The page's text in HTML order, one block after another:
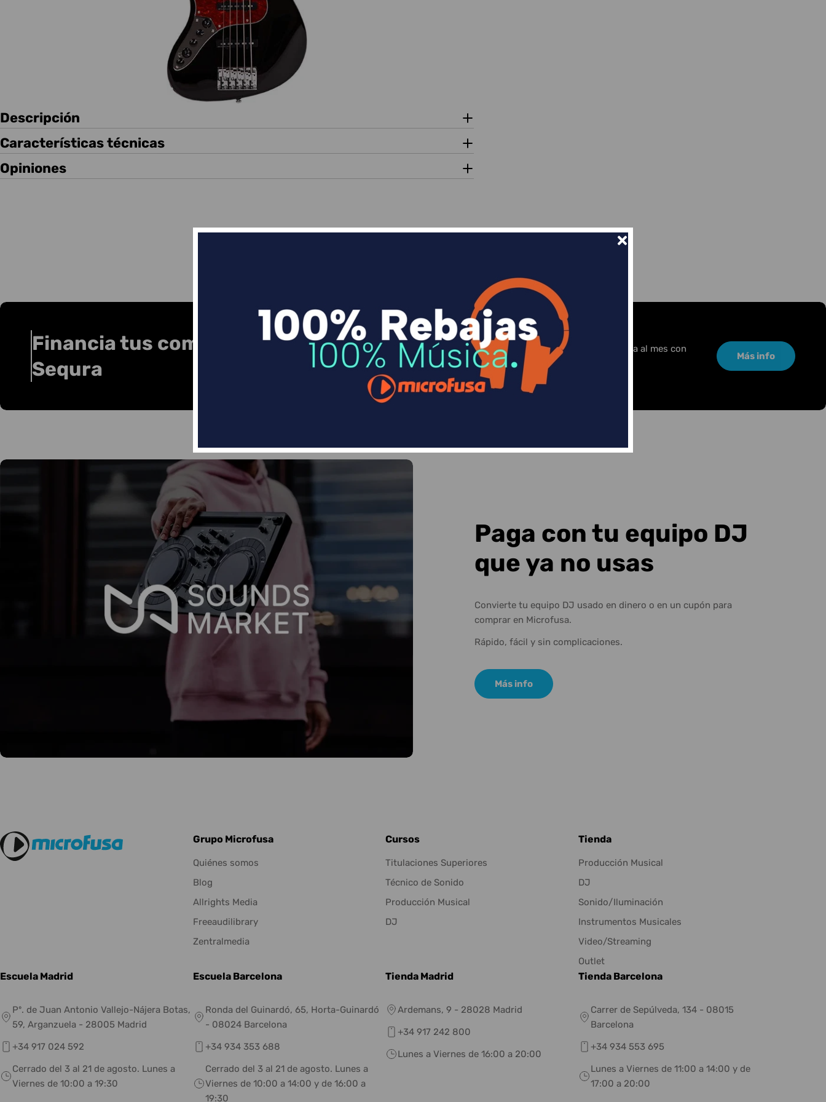
Descripción
Características técnicas
Opiniones
Financia tus compras con
Sequra
Divide en 3 sin coste o hasta en 18 meses por una pequeña cuota al mes con
Sequra
Más info
Paga con tu equipo DJ
que ya no usas
Convierte tu equipo DJ usado en dinero o en un cupón para
comprar en Microfusa.
Rápido, fácil y sin complicaciones.
Más info
Grupo Microfusa
Quiénes somos
Blog
Allrights Media
Freeaudilibrary
Zentralmedia
Cursos
Titulaciones Superiores
Técnico de Sonido
Producción Musical
DJ
Tienda
Producción Musical
DJ
Sonido/Iluminación
Instrumentos Musicales
Video/Streaming
Outlet
Escuela Madrid
Pº. de Juan Antonio Vallejo-Nájera Botas,
59, Arganzuela - 28005 Madrid
+34 917 024 592
Cerrado del 3 al 21 de agosto. Lunes a
Viernes de 10:00 a 19:30
Escuela Barcelona
Ronda del Guinardó, 65, Horta-Guinardó
- 08024 Barcelona
+34 934 353 688
Cerrado del 3 al 21 de agosto. Lunes a
Viernes de 10:00 a 14:00 y de 16:00 a
19:30
Tienda Madrid
Ardemans, 9 - 28028 Madrid
+34 917 242 800
Lunes a Viernes de 16:00 a 20:00
Tienda Barcelona
Carrer de Sepúlveda, 134 - 08015
Barcelona
+34 934 553 695
Lunes a Viernes de 11:00 a 14:00 y de
17:00 a 20:00